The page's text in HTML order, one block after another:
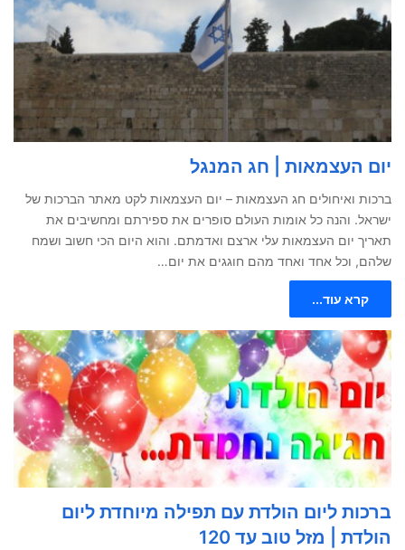
יום העצמאות | חג המנגל
ברכות ואיחולים חג העצמאות – יום העצמאות לקט מאתר הברכות של
ישראל. והנה כל אומות העולם סופרים את ספירתם ומחשיבים את
תאריך יום העצמאות עלי ארצם ואדמתם. והוא היום הכי חשוב ושמח
שלהם, וכל אחד ואחד מהם חוגגים את יום…
קרא עוד...
ברכות ליום הולדת עם תפילה מיוחדת ליום
הולדת | מזל טוב עד 120